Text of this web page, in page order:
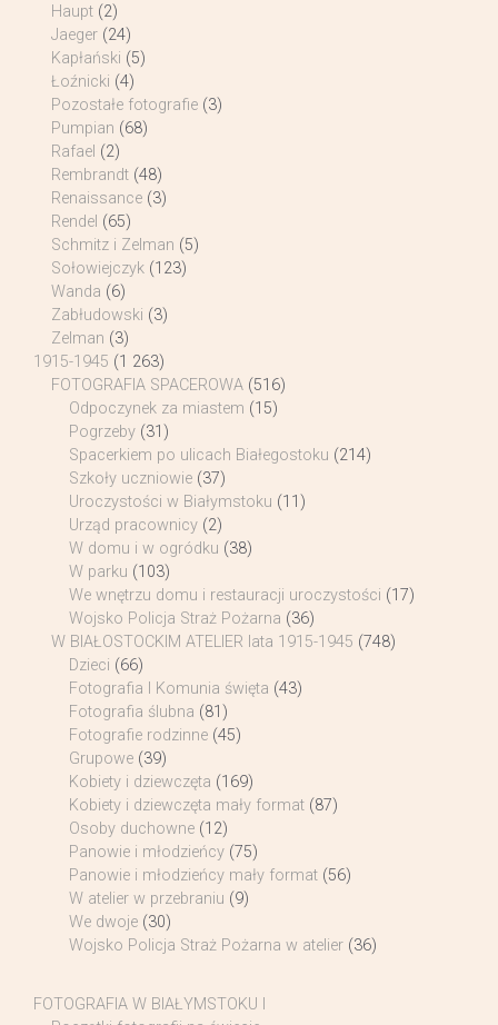
Haupt (2)
Jaeger (24)
Kapłański (5)
Łoźnicki (4)
Pozostałe fotografie (3)
Pumpian (68)
Rafael (2)
Rembrandt (48)
Renaissance (3)
Rendel (65)
Schmitz i Zelman (5)
Sołowiejczyk (123)
Wanda (6)
Zabłudowski (3)
Zelman (3)
1915-1945 (1 263)
FOTOGRAFIA SPACEROWA (516)
Odpoczynek za miastem (15)
Pogrzeby (31)
Spacerkiem po ulicach Białegostoku (214)
Szkoły uczniowie (37)
Uroczystości w Białymstoku (11)
Urząd pracownicy (2)
W domu i w ogródku (38)
W parku (103)
We wnętrzu domu i restauracji uroczystości (17)
Wojsko Policja Straż Pożarna (36)
W BIAŁOSTOCKIM ATELIER lata 1915-1945 (748)
Dzieci (66)
Fotografia I Komunia święta (43)
Fotografia ślubna (81)
Fotografie rodzinne (45)
Grupowe (39)
Kobiety i dziewczęta (169)
Kobiety i dziewczęta mały format (87)
Osoby duchowne (12)
Panowie i młodzieńcy (75)
Panowie i młodzieńcy mały format (56)
W atelier w przebraniu (9)
We dwoje (30)
Wojsko Policja Straż Pożarna w atelier (36)
FOTOGRAFIA W BIAŁYMSTOKU I